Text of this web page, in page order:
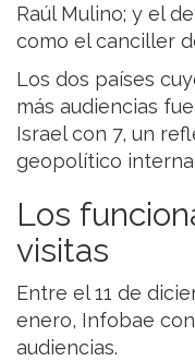
Raúl Mulino; y el
como el canciller
Los dos países
más audiencias
Israel con 7, un
geopolítico
Los
visitas
Entre el 11 de
enero, Infobae
audiencias.